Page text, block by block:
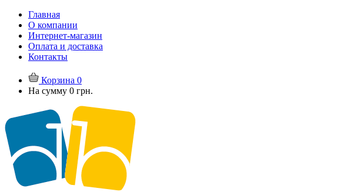
Главная
О компании
Интернет-магазин
Оплата и доставка
Контакты
Корзина 0
На сумму 0 грн.